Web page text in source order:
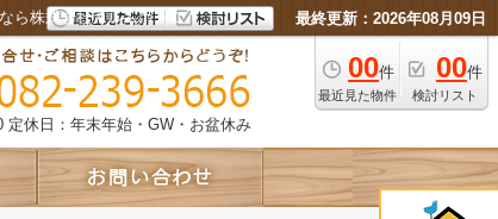
ら株式会社カルムホーム 最終更新：2026年08月09日
00件
最近見た物件
00件
検討リスト
定休日：年末年始・GW・お盆休み